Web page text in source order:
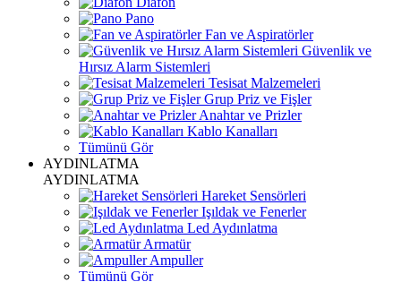
Pano
Fan ve Aspiratörler
Güvenlik ve
Hırsız Alarm Sistemleri
Tesisat Malzemeleri
Grup Priz ve Fişler
Anahtar ve Prizler
Kablo Kanalları
Tümünü Gör
AYDINLATMA
AYDINLATMA
Hareket Sensörleri
Işıldak ve Fenerler
Led Aydınlatma
Armatür
Ampuller
Tümünü Gör